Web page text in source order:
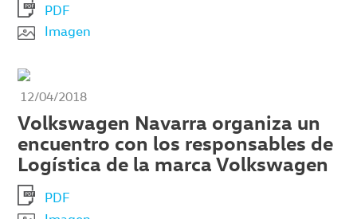
PDF
Imagen
12/04/2018
Volkswagen Navarra organiza un
encuentro con los responsables de
Logística de la marca Volkswagen
PDF